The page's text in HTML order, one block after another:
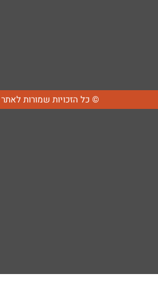
© כל הזכויות שמורות לאתר "בכיוון הרוח"